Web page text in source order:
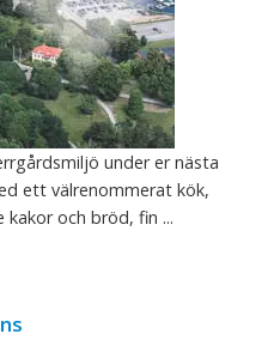
under er nästa
ett välrenommerat kök,
och bröd, fin ...